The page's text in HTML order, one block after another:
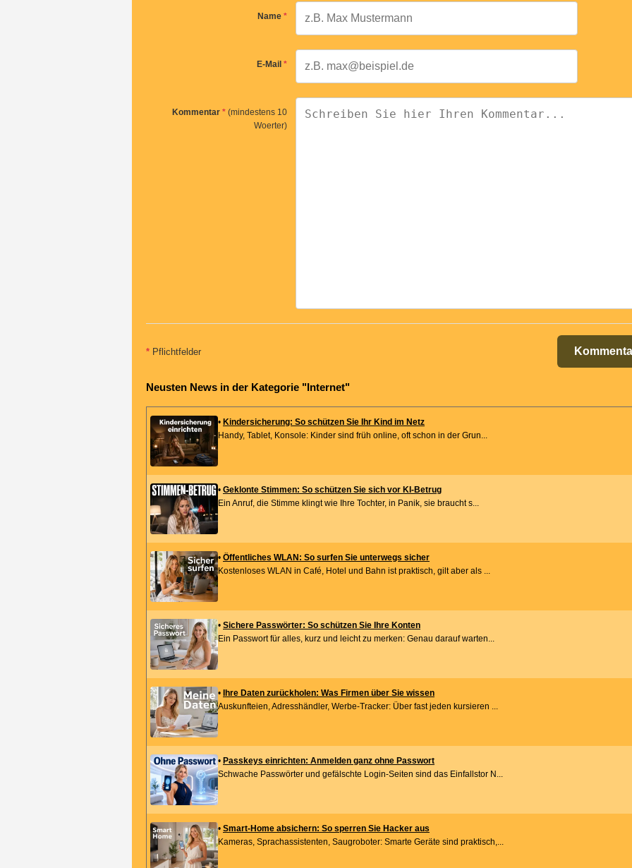
Name *
E-Mail *
Kommentar * (mindestens 10
Woerter)
* Pflichtfelder
Neusten News in der Kategorie "Internet"
• Kindersicherung: So schützen Sie Ihr Kind im Netz
Handy, Tablet, Konsole: Kinder sind früh online, oft schon in der Grun...
• Geklonte Stimmen: So schützen Sie sich vor KI-Betrug
Ein Anruf, die Stimme klingt wie Ihre Tochter, in Panik, sie braucht s...
• Öffentliches WLAN: So surfen Sie unterwegs sicher
Kostenloses WLAN in Café, Hotel und Bahn ist praktisch, gilt aber als ...
• Sichere Passwörter: So schützen Sie Ihre Konten
Ein Passwort für alles, kurz und leicht zu merken: Genau darauf warten...
• Ihre Daten zurückholen: Was Firmen über Sie wissen
Auskunfteien, Adresshändler, Werbe-Tracker: Über fast jeden kursieren ...
• Passkeys einrichten: Anmelden ganz ohne Passwort
Schwache Passwörter und gefälschte Login-Seiten sind das Einfallstor N...
• Smart-Home absichern: So sperren Sie Hacker aus
Kameras, Sprachassistenten, Saugroboter: Smarte Geräte sind praktisch,...